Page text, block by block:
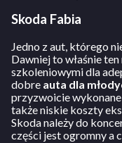
Skoda Fabia
Jedno z aut, którego
Dawniej to właśnie
szkoleniowymi dla
dobre auta dla
przyzwoicie
także niskie koszty
Skoda należy do
części jest ogromny a